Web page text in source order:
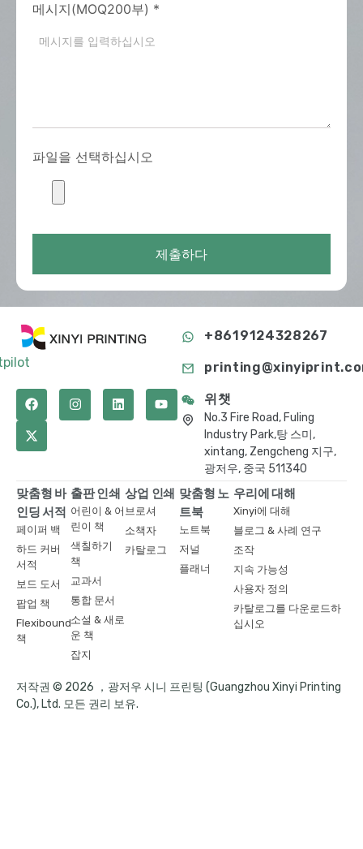
메시지(MOQ200부) *
파일을 선택하십시오
제출하다
+8619124328267
위챗
No.3 Fire Road, Fuling
Industry Park,탕 스미,
xintang, Zengcheng 지구,
광저우, 중국 511340
맞춤형 바
인딩 서적
페이퍼 백
하드 커버
서적
보드 도서
팝업 책
Flexibound
책
출판 인쇄
어린이 & 어
린이 책
색칠하기
책
교과서
통합 문서
소설 & 새로
운 책
잡지
상업 인쇄
브로셔
소책자
카탈로그
맞춤형 노
트북
노트북
저널
플래너
우리에 대해
Xinyi에 대해
블로그 & 사례 연구
조작
지속 가능성
사용자 정의
카탈로그를 다운로드하
십시오
저작권 © 2026 ，광저우 시니 프린팅 (Guangzhou Xinyi Printing
Co.), Ltd. 모든 권리 보유.